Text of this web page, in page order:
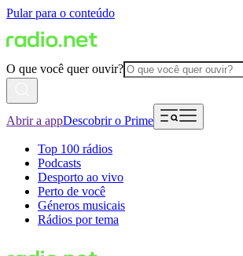
Pular para o conteúdo
O que você quer ouvir?
Abrir a appDescobrir o Prime
Top 100 rádios
Podcasts
Desporto ao vivo
Perto de você
Géneros musicais
Rádios por tema